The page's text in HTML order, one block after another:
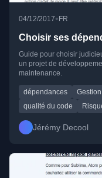
04/12/2017• FR
Choisir ses
Guide pour choisir
un projet de
maintenance.
dépendances
qualité du code
Jérémy Decool